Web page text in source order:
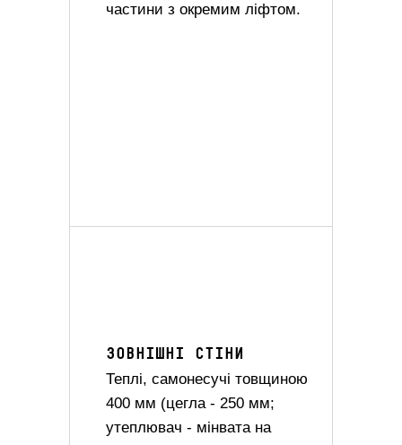
частини з окремим ліфтом.
ЗОВНІШНІ СТІНИ
Теплі, самонесучі товщиною
400 мм (цегла - 250 мм;
утеплювач - мінвата на